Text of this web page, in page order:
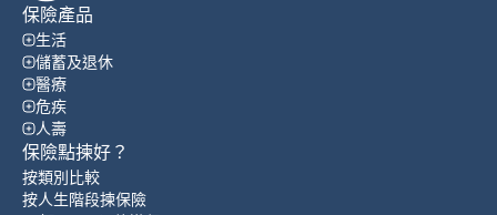
保險產品
生活
儲蓄及退休
醫療
危疾
人壽
保險點揀好？
按類別比較
按人生階段揀保險